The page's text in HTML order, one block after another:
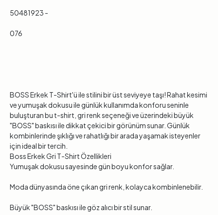
50481923 -
076
BOSS Erkek T-Shirt'ü ile stilini bir üst seviyeye taşı! Rahat kesimi
ve yumuşak dokusu ile günlük kullanımda konforu seninle
buluşturan bu t-shirt, gri renk seçeneği ve üzerindeki büyük
"BOSS" baskısı ile dikkat çekici bir görünüm sunar. Günlük
kombinlerinde şıklığı ve rahatlığı bir arada yaşamak isteyenler
için ideal bir tercih.
Boss Erkek Gri T-Shirt Özellikleri
Yumuşak dokusu sayesinde gün boyu konfor sağlar.
Moda dünyasında öne çıkan gri renk, kolayca kombinlenebilir.
Büyük "BOSS" baskısı ile göz alıcı bir stil sunar.